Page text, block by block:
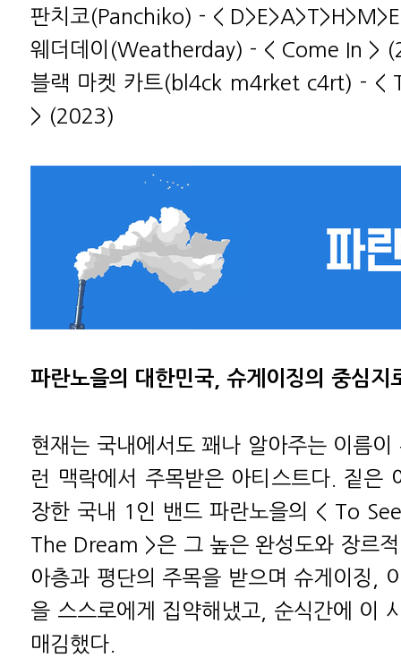
판치코(Panchiko) - <
웨더데이(Weatherday) - < Come In >
블랙 마켓 카트(bl4ck m4rket c4rt) - <
> (2023)
파란노을의 대한민국, 슈게이징의 중심지
현재는 국내에서도 꽤나 알아주는 이름
런 맥락에서 주목받은 아티스트다. 짙은
장한 국내 1인 밴드 파란노을의 < To
The Dream >은 그 높은 완성도와 장르
아층과 평단의 주목을 받으며 슈게이징,
을 스스로에게 집약해냈고, 순식간에 이
매김했다.